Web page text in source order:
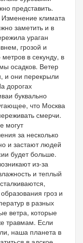
представить.
климата
заметить и в
ураган
грозой и
в секунду, в
осадков. Ветер
и они перекрыли
дорогах
буквально
что Москва
смерчи.
могут
за несколько
и застают людей
будет больше.
из-за
и теплый
гроз и
в разных
ветра, которые
травмам. Если
наша планета в